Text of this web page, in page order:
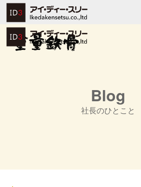
Blog
社長のひとこと